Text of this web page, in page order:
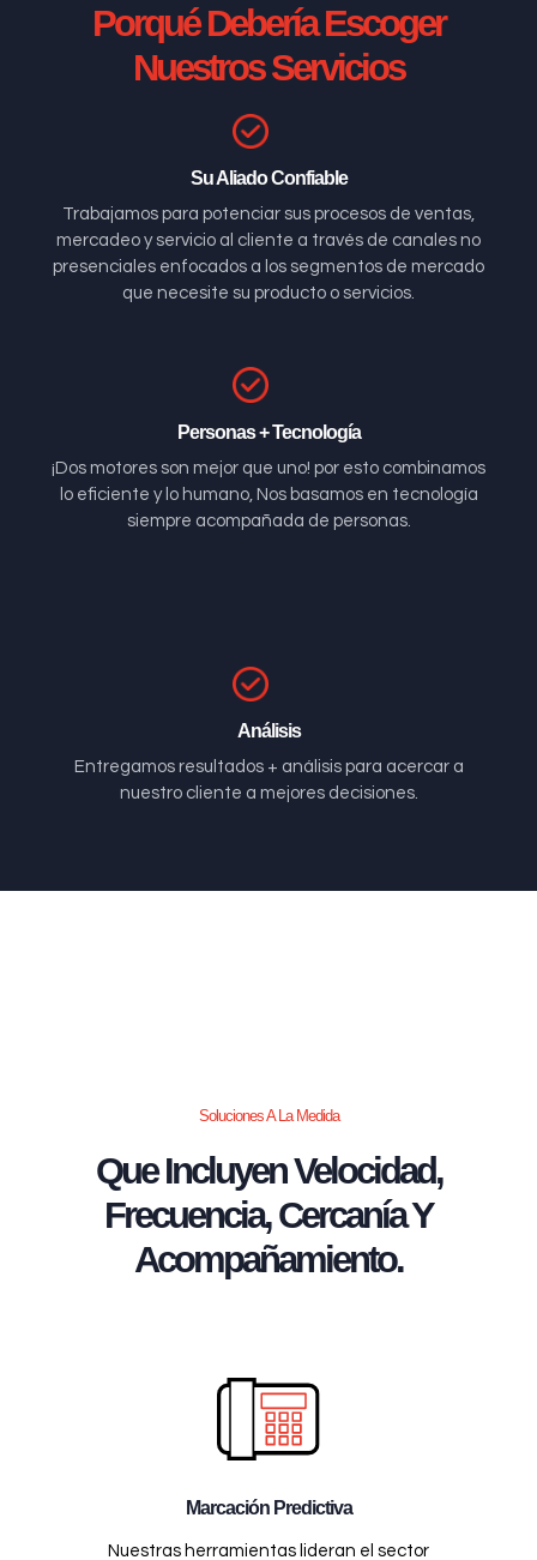
Porqué Debería Escoger
Nuestros Servicios
Su Aliado Confiable
Trabajamos para potenciar sus procesos de ventas,
mercadeo y servicio al cliente a través de canales no
presenciales enfocados a los segmentos de mercado
que necesite su producto o servicios.
Personas + Tecnología
¡Dos motores son mejor que uno! por esto combinamos
lo eficiente y lo humano, Nos basamos en tecnología
siempre acompañada de personas.
Análisis
Entregamos resultados + análisis para acercar a
nuestro cliente a mejores decisiones.
Soluciones A La Medida
Que Incluyen Velocidad,
Frecuencia, Cercanía Y
Acompañamiento.
Marcación Predictiva
Nuestras herramientas lideran el sector